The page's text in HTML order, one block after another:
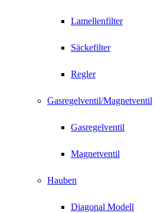
Lamellenfilter
Säckefilter
Regler
Gasregelventil/Magnetventil
Gasregelventil
Magnetventil
Hauben
Diagonal Modell